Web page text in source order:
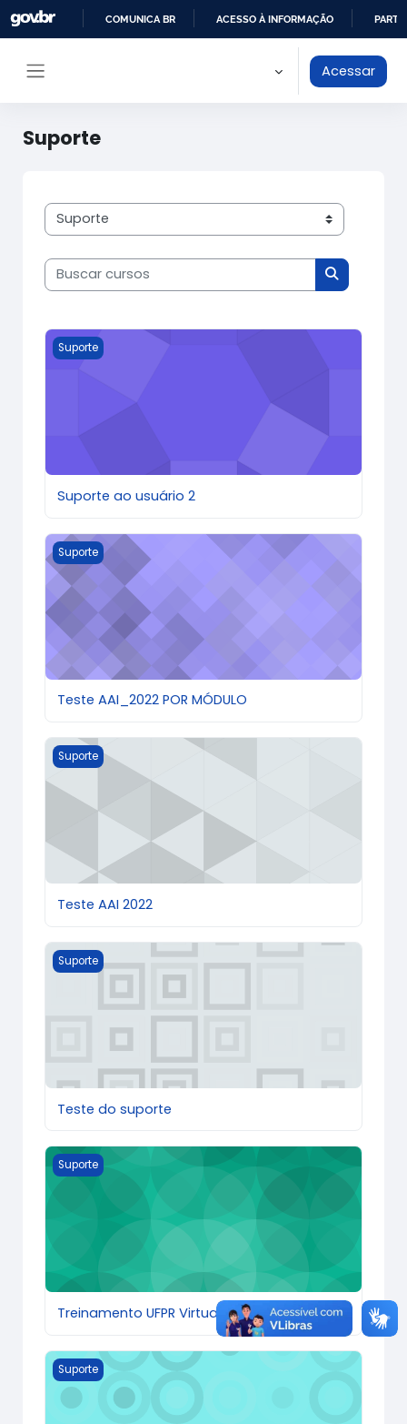
Ir para o conteúdo principal
COMUNICA BR ACESSO À INFORMAÇÃO
Acessar
Suporte
Categorias de Cursos
Buscar cursos
Buscar
Suporte ao usuário 2
Suporte
Suporte ao usuário 2
Teste AAI_2022 POR MÓDULO
Suporte
Teste AAI_2022 POR MÓDULO
Teste AAI 2022
Suporte
Teste AAI 2022
Teste do suporte
Suporte
Teste do suporte
Treinamento UFPR Virtual - Atendimento
Suporte
Treinamento UFPR Virtual - Atendimento
Suporte
Suporte